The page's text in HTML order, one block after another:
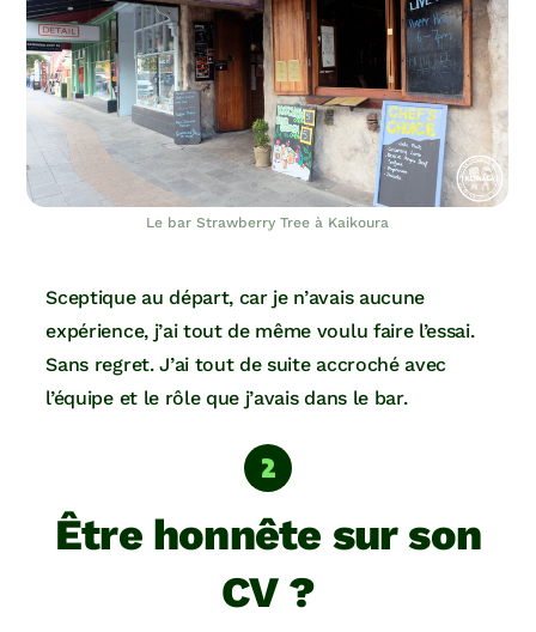
Le bar Strawberry Tree à Kaikoura
Sceptique au départ, car je n’avais aucune
expérience, j’ai tout de même voulu faire l’essai.
Sans regret. J’ai tout de suite accroché avec
l’équipe et le rôle que j’avais dans le bar.
Être honnête sur son
CV ?